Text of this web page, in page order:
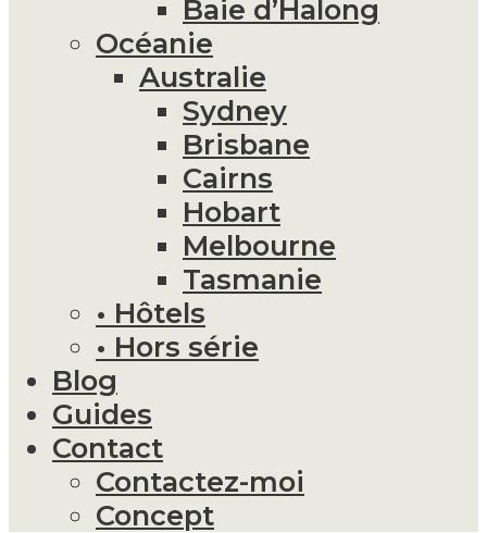
Baie d’Halong
Océanie
Australie
Sydney
Brisbane
Cairns
Hobart
Melbourne
Tasmanie
• Hôtels
• Hors série
Blog
Guides
Contact
Contactez-moi
Concept